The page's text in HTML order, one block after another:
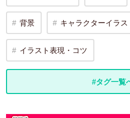
背景 キャラクターイラス
イラスト表現・コツ
#タグ一覧